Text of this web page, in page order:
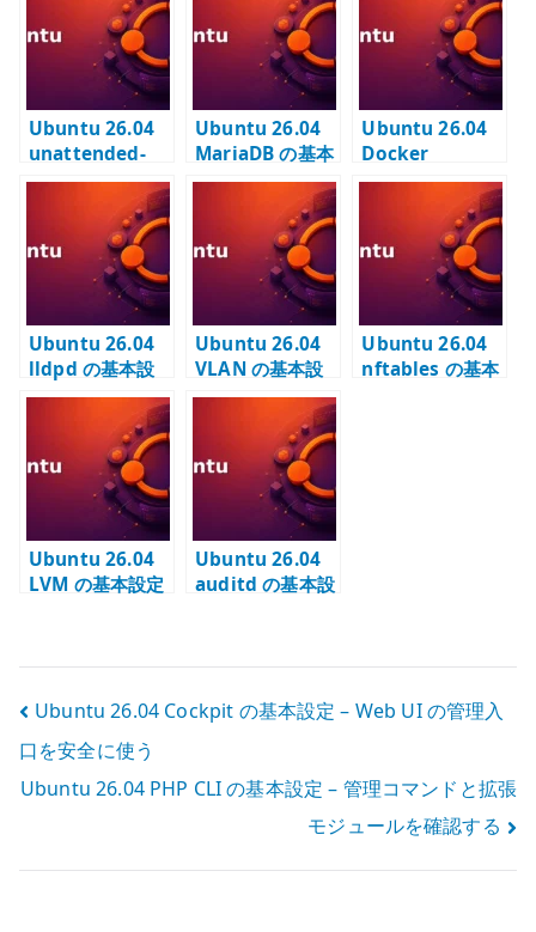
r
Ubuntu 26.04
unattended-
upgrades の基
本設定 – セキュ
リティ更新を自
動適用する
Ubuntu 26.04
MariaDB の基本
設定 – utf8mb4
とローカル接続
を管理する
Ubuntu 26.04
Docker
Registry の基本
設定 – 内部コン
テナレジストリ
を用意する
Ubuntu 26.04
lldpd の基本設
定 – LLDP で接
続先スイッチと
ポートを確認す
る
Ubuntu 26.04
VLAN の基本設
定 – Netplan で
tagged VLAN
Ubuntu 26.04
nftables の基本
Ubuntu 26.04
LVM の基本設定
Ubuntu 26.04
auditd の基本設
投
稿
ナ
ビ
Ubuntu 26.04 Cockpit の基本設定 – Web UI の管理入
口を安全に使う
Ubuntu 26.04 PHP CLI の基本設定 – 管理コマンドと拡張
モジュールを確認する